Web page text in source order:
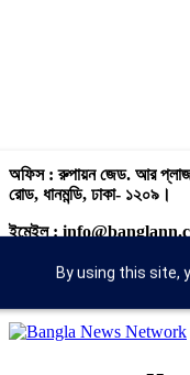
অফিস : রুপায়ন জেড. আর
রোড, ধানমন্ডি, ঢাকা- ১২০৯।
ইমেইল :
By using this site,